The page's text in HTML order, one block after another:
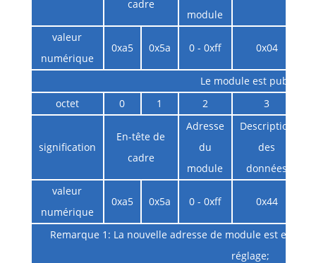
cadre
module
valeur
numérique
0xa5 0x5a 0 - 0xff 0x04
Le module est publié
octet
0 1 2 3
signification
En-tête de
cadre
Adresse
du
module
Description
des
données
valeur
numérique
0xa5 0x5a 0 - 0xff 0x44
Remarque 1: La nouvelle adresse de module est en
réglage;